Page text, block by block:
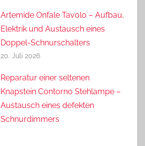
Artemide Onfale Tavolo – Aufbau,
Elektrik und Austausch eines
Doppel-Schnurschalters
20. Juli 2026
Reparatur einer seltenen
Knapstein Contorno Stehlampe –
Austausch eines defekten
Schnurdimmers